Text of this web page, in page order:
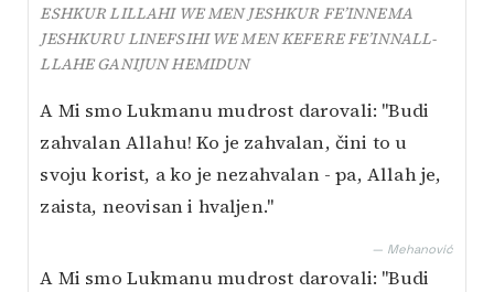
ESHKUR LILLAHI WE MEN JESHKUR FE’INNEMA
JESHKURU LINEFSIHI WE MEN KEFERE FE’INNALL-
LLAHE GANIJUN HEMIDUN
A Mi smo Lukmanu mudrost darovali: "Budi
zahvalan Allahu! Ko je zahvalan, čini to u
svoju korist, a ko je nezahvalan - pa, Allah je,
zaista, neovisan i hvaljen."
— Mehanović
A Mi smo Lukmanu mudrost darovali: "Budi